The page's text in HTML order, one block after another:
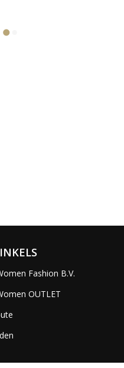
Fashion B.V.
OUTLET